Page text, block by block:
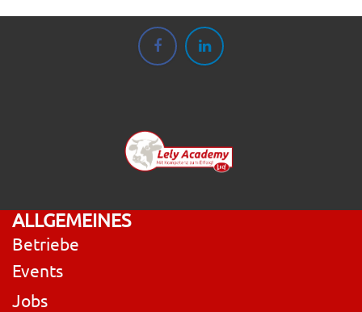
ALLGEMEINES
Betriebe
Events
Jobs